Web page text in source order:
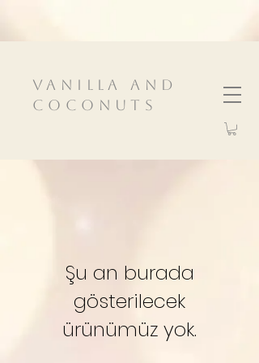
VanIlla and
Coconuts
Şu an burada
gösterilecek
ürünümüz yok.